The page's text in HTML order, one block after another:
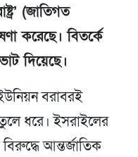
(জাতিগত
করেছে। বিতর্কে
দিয়েছে।
বরাবরই
ধরে। ইসরাইলের
বিরুদ্ধে আন্তর্জাতিক